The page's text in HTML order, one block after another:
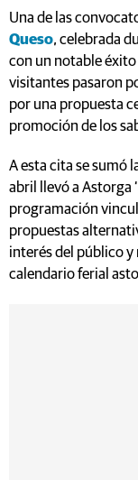
Una de las
Queso, celebrada
con un notable
visitantes pasaron
por una propuesta
promoción de los
A esta cita se sumó
abril llevó a Astorga
programación
propuestas
interés del público y
calendario ferial